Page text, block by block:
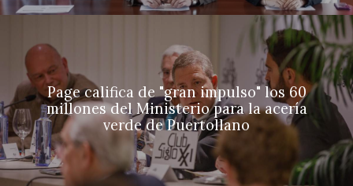
Page califica de "gran impulso" los 60
millones del Ministerio para la acería
verde de Puertollano